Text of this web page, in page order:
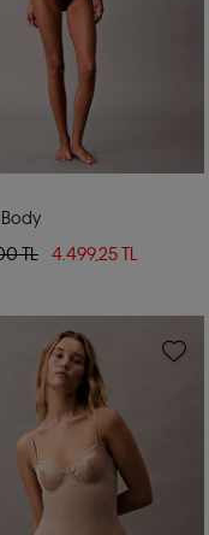
Body
TL
4.499,25 TL